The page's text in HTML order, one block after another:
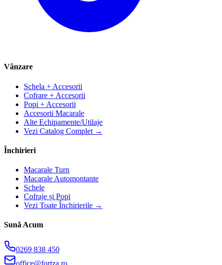
Vânzare
Schela + Accesorii
Cofrare + Accesorii
Popi + Accesorii
Accesorii Macarale
Alte Echipamente/Utilaje
Vezi Catalog Complet →
Închirieri
Macarale Turn
Macarale Automontante
Schele
Cofraje și Popi
Vezi Toate Închirierile →
Sună Acum
0269 838 450
office@fortza.ro